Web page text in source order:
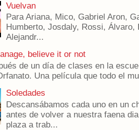
Vuelvan
Para Ariana, Mico, Gabriel Aron,
Humberto, Josdaly, Rossi, Álvaro,
Alejandr...
believe it or not
de un día de clases en la
Una película que todo el
Soledades
Descansábamos cada uno en un
antes de volver a nuestra faena
plaza a trab...